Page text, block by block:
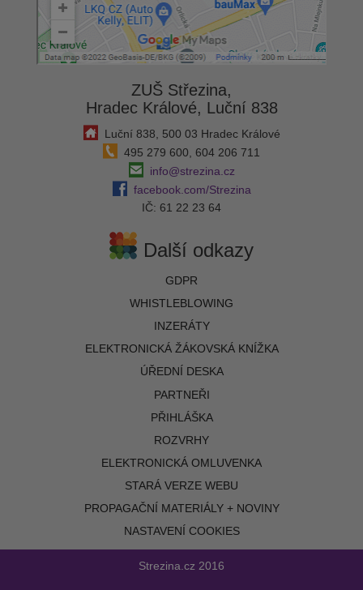
ZUŠ Střezina,
Hradec Králové, Luční 838
Luční 838, 500 03 Hradec Králové
495 279 600, 604 206 711
info@strezina.cz
facebook.com/Strezina
IČ: 61 22 23 64
Další odkazy
GDPR
WHISTLEBLOWING
INZERÁTY
ELEKTRONICKÁ ŽÁKOVSKÁ KNÍŽKA
ÚŘEDNÍ DESKA
PARTNEŘI
PŘIHLÁŠKA
ROZVRHY
ELEKTRONICKÁ OMLUVENKA
STARÁ VERZE WEBU
PROPAGAČNÍ MATERIÁLY + NOVINY
NASTAVENÍ COOKIES
Strezina.cz 2016